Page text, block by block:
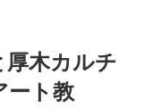
木カルチ
ート教